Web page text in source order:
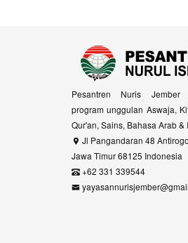
Pesantren Nuris Jember
program unggulan Aswaja,
Qur'an, Sains, Bahasa Arab &
Jl Pangandaran 48
Jawa Timur 68125 Indonesia
+62 331 339544